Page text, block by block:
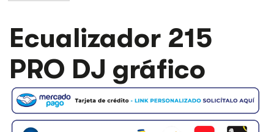
Ecualizador 215
PRO DJ gráfico
ECUALIZADOR
215
PRO
DJ
GRÁFICO
CANTIDAD